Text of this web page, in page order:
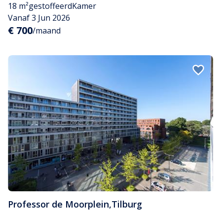
18 m²gestoffeerdKamer
Vanaf 3 Jun 2026
€ 700/maand
Professor de Moorplein,Tilburg